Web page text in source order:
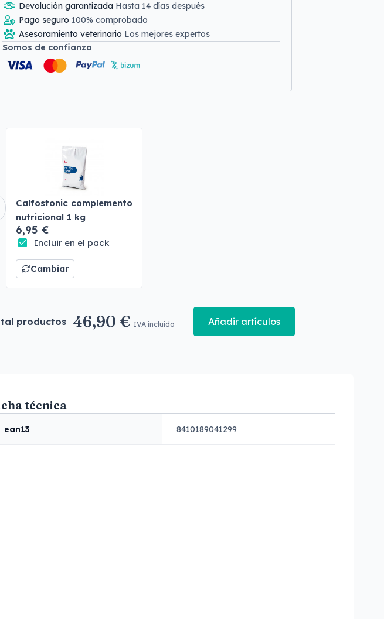
Devolución garantizada Hasta 14 días después
Pago seguro 100% comprobado
Asesoramiento veterinario Los mejores expertos
Somos de confianza
Calfostonic complemento
nutricional 1 kg
6,95 €
Incluir en el pack
Cambiar
productos 46,90 € IVA incluido Añadir artículos
técnica
ean13 8410189041299